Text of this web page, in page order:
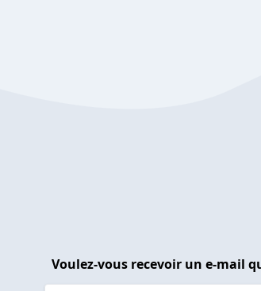
Voulez-vous recevoir un e-mail